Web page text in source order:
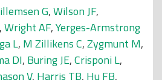
G,Wilson JF,
,Wright AF,Yerges-Armstrong
L, M Zillikens C,Zygmunt M,
DI, Buring JE,Crisponi L,
V, Harris TB, Hu FB,